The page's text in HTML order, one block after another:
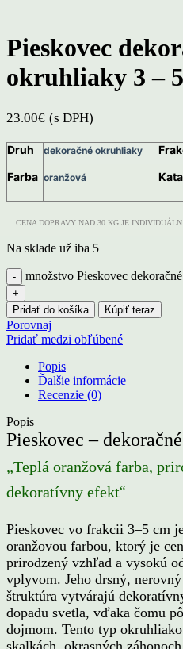
Pieskovec
okruhliaky 3 –
23.00€ (s DPH)
Druh
Farba
dekoračné okruhliaky
oranžová
CENA DOPRAVY NAD 30 KG JE
Na sklade už iba 5
množstvo Pieskovec
Pridať do košíka Kúpiť teraz
Porovnaj
Pridať medzi obľúbené
Popis
Ďalšie informácie
Recenzie (0)
Popis
Pieskovec –
„Teplá oranžová farba,
dekoratívny efekt“
Pieskovec vo frakcii 3–5 cm
oranžovou farbou, ktorý je
prirodzený vzhľad a vysokú
vplyvom. Jeho drsný,
štruktúra vytvárajú
dopadu svetla, vďaka čomu
dojmom. Tento typ
skalkách, okrasných